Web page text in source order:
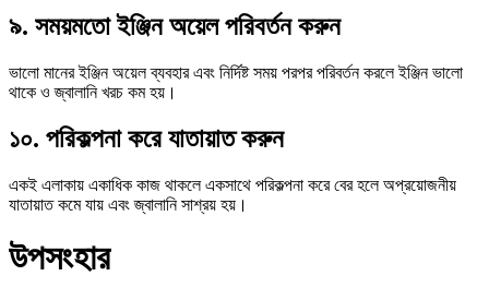
৯. সময়মতো ইঞ্জিন অয়েল পরিবর্তন করুন
ভালো মানের ইঞ্জিন অয়েল ব্যবহার এবং নির্দিষ্ট সময় পরপর পরিবর্তন করলে ইঞ্জিন ভালো
থাকে ও জ্বালানি খরচ কম হয়।
১০. পরিকল্পনা করে যাতায়াত করুন
একই এলাকায় একাধিক কাজ থাকলে একসাথে পরিকল্পনা করে বের হলে অপ্রয়োজনীয়
যাতায়াত কমে যায় এবং জ্বালানি সাশ্রয় হয়।
উপসংহার